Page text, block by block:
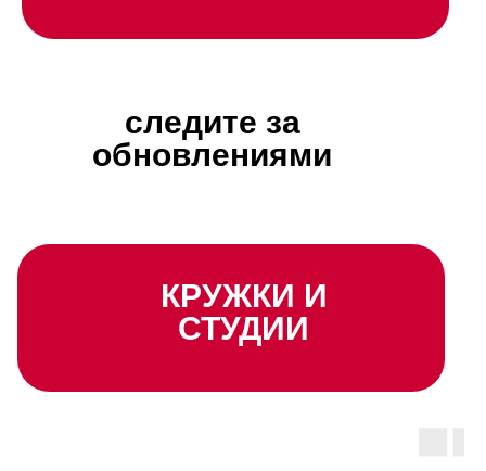
следите за
обновлениями
КРУЖКИ И
СТУДИИ